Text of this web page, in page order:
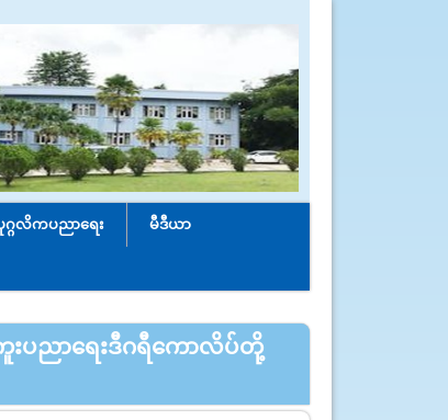
ဂ္ဂလိကပညာရေး မီဒီယာ
းပညာ‌ရေးဒီဂရီကောလိပ်တို့